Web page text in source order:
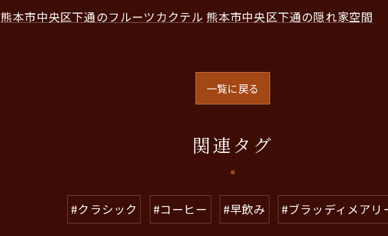
熊本市中央区下通のフルーツカクテル 熊本市中央区下通の隠れ家空間
一覧に戻る
関連タグ
#クラシック #コーヒー #早飲み #ブラッディメアリ